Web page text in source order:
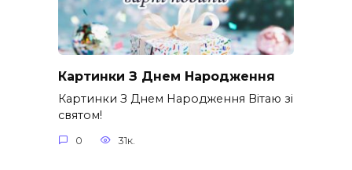
Картинки З Днем Народження
Картинки З Днем Народження Вітаю зі
святом!
0 31к.